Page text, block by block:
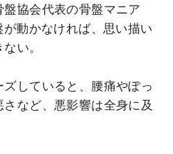
協会代表の骨盤マニア
動かなければ、思い描い
い。
ズしていると、腰痛やぽっ
など、悪影響は全身に及